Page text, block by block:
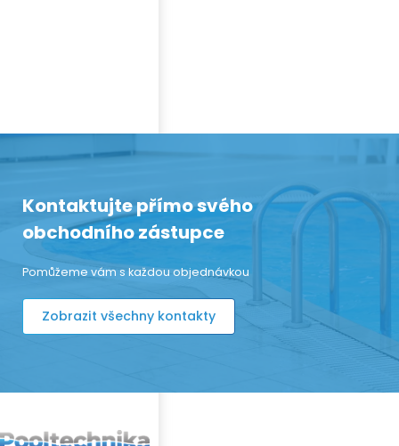
Kontaktujte přímo svého
obchodního zástupce
Pomůžeme vám s každou objednávkou
Zobrazit všechny kontakty